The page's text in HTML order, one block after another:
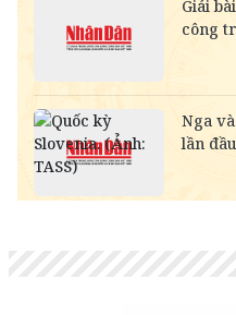
MYR
CAD
18,222.10
CHF
31,486.79
INR
HKD
3,247.93